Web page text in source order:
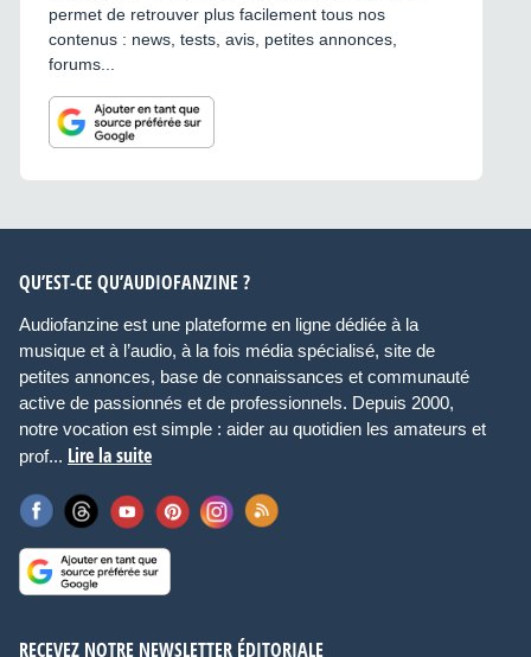
permet de retrouver plus facilement tous nos
contenus : news, tests, avis, petites annonces,
forums...
QU’EST-CE QU’AUDIOFANZINE ?
Audiofanzine est une plateforme en ligne dédiée à la
musique et à l’audio, à la fois média spécialisé, site de
petites annonces, base de connaissances et communauté
active de passionnés et de professionnels. Depuis 2000,
notre vocation est simple : aider au quotidien les amateurs et
prof... Lire la suite
RECEVEZ NOTRE NEWSLETTER ÉDITORIALE